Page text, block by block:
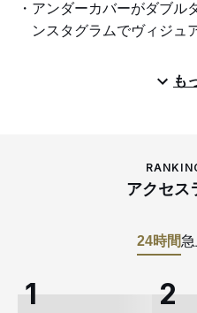
アンダーカバーがダブル
ンスタグラムでヴィジュ
も
アクセス
24時間